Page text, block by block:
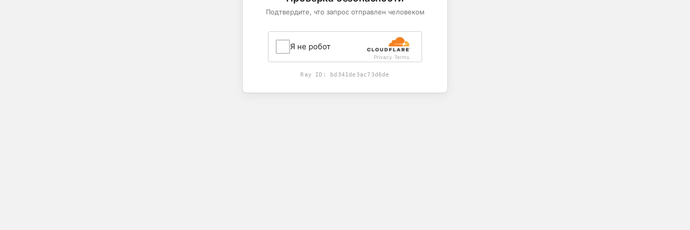
Подтвердите, что запрос отправлен человеком
Я не робот
Privacy-Terms
Ray ID: bd341de3ac73d6de